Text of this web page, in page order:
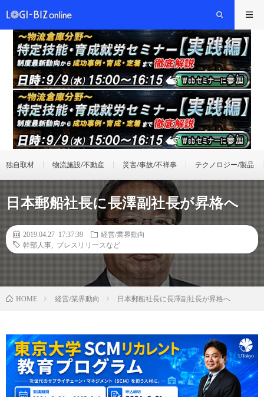
独自取材 物流施設/不動産 災害/事故/不祥事 テクノロジー/製品
日本郵船社長に長澤副社長が昇格へ
2019.04.27 17:37:39
経営/業界動向
幹部人事
プレスリリースなど
HOME 経営/業界動向 日本郵船社長に長澤副社長が昇格へ